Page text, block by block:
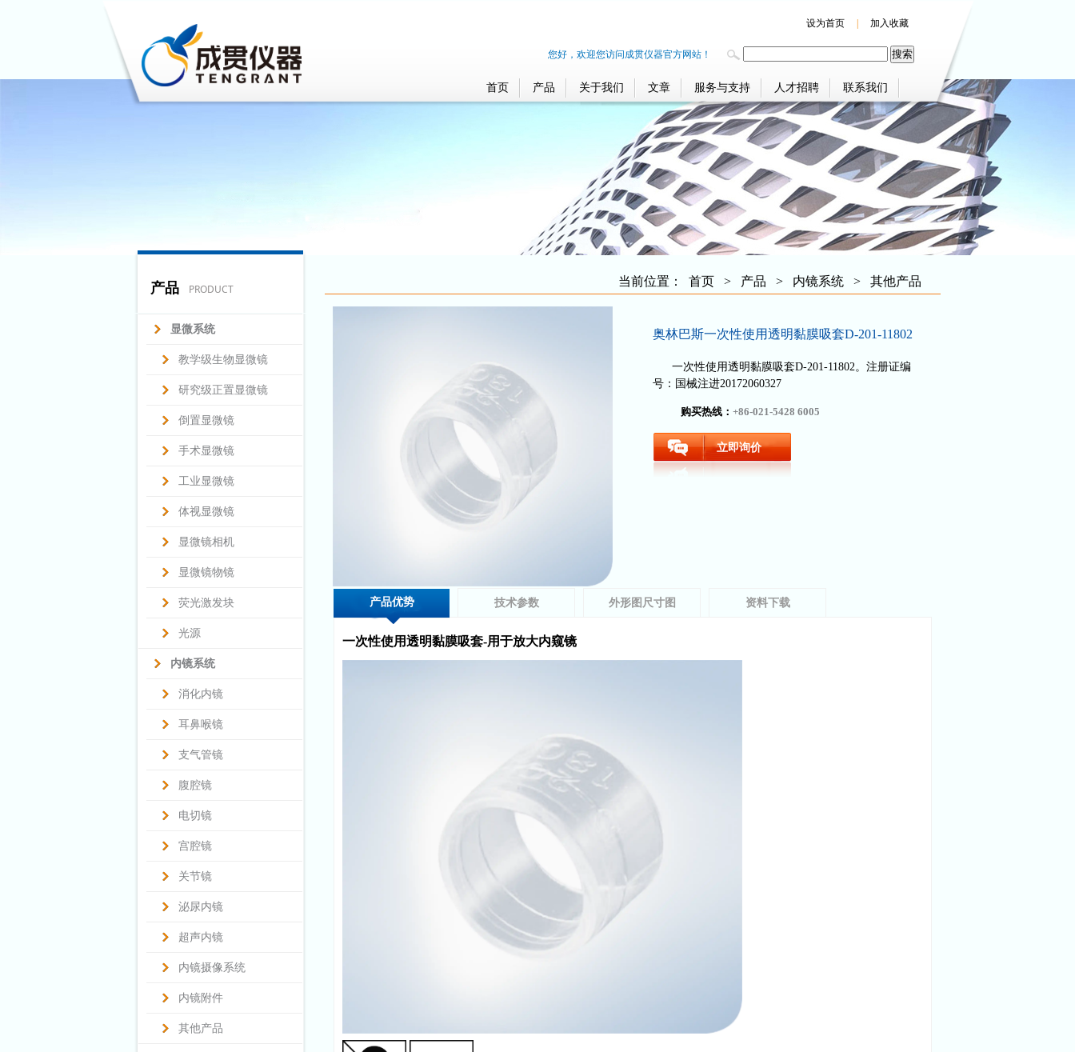
设为首页 加入收藏
您好，欢迎您访问成贯仪器官方网站！
首页 产品 关于我们 文章 服务与支持 人才招聘 联系我们
产品 PRODUCT
显微系统
教学级生物显微镜
研究级正置显微镜
倒置显微镜
手术显微镜
工业显微镜
体视显微镜
显微镜相机
显微镜物镜
荧光激发块
光源
内镜系统
消化内镜
耳鼻喉镜
支气管镜
腹腔镜
电切镜
宫腔镜
关节镜
泌尿内镜
超声内镜
内镜摄像系统
内镜附件
其他产品
当前位置： 首页 > 产品 > 内镜系统 > 其他产品
奥林巴斯一次性使用透明黏膜吸套D-201-11802
一次性使用透明黏膜吸套D-201-11802。注册证编
号：国械注进20172060327
购买热线： +86-021-5428 6005
立即询价
产品优势 技术参数 外形图尺寸图 资料下载
一次性使用透明黏膜吸套-用于放大内窥镜